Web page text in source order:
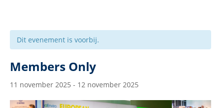
Dit evenement is voorbij.
Members Only
11 november 2025 - 12 november 2025